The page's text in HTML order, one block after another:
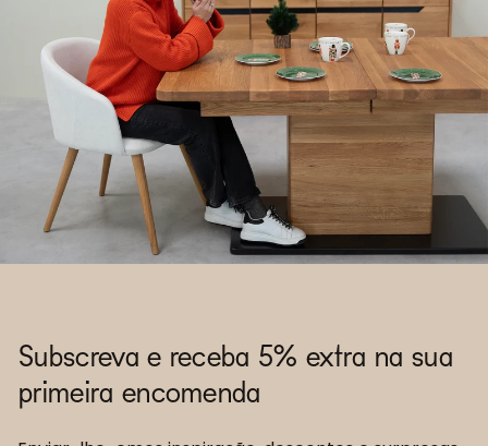
Subscreva e receba 5% extra na sua
primeira encomenda